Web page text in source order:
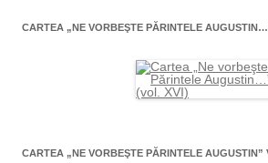
CARTEA „NE VORBEŞTE PĂRINTELE
CARTEA „NE VORBEŞTE PĂRINTELE AUGUSTIN”